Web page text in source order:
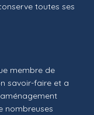
toutes ses
membre de
savoir-faire et a
nombreuses